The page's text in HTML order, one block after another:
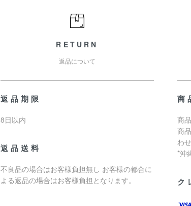
RETURN
返品について
返品期限
8日以内
返品送料
不良品の場合はお客様負担無し お客様の都合に
よる返品の場合はお客様負担となります。
商
商
商
わ
*沖
ク